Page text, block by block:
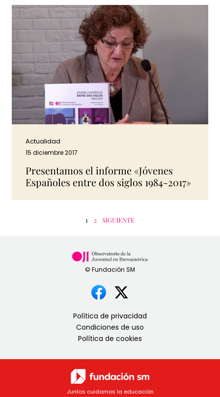
Actualidad
15 diciembre 2017
Presentamos el informe «Jóvenes
Españoles entre dos siglos 1984-2017»
1 2 SIGUIENTE
Política de privacidad
Condiciones de uso
Política de cookies
Juntos cuidamos la educación